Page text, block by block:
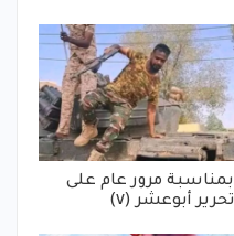
بمناسبة مرور عام على
تحرير أبوعشر (٧)